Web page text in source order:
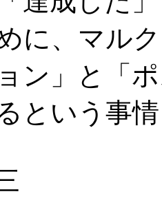
に、マル
ン」と「
という事